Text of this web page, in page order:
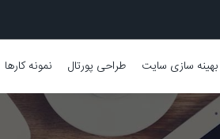
بهینه سازی سایت طراحی پورتال نمونه کارها